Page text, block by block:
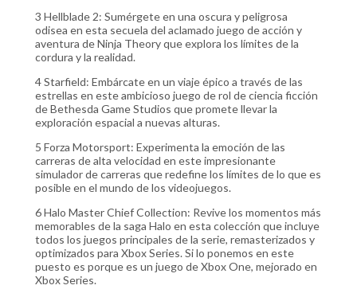
3 Hellblade 2: Sumérgete en una oscura y peligrosa
odisea en esta secuela del aclamado juego de acción y
aventura de Ninja Theory que explora los límites de la
cordura y la realidad.
4 Starfield: Embárcate en un viaje épico a través de las
estrellas en este ambicioso juego de rol de ciencia ficción
de Bethesda Game Studios que promete llevar la
exploración espacial a nuevas alturas.
5 Forza Motorsport: Experimenta la emoción de las
carreras de alta velocidad en este impresionante
simulador de carreras que redefine los límites de lo que es
posible en el mundo de los videojuegos.
6 Halo Master Chief Collection: Revive los momentos más
memorables de la saga Halo en esta colección que incluye
todos los juegos principales de la serie, remasterizados y
optimizados para Xbox Series. Si lo ponemos en este
puesto es porque es un juego de Xbox One, mejorado en
Xbox Series.